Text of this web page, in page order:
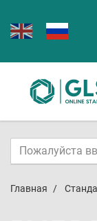
Главная